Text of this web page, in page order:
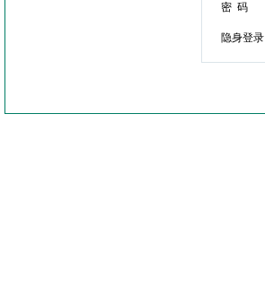
密 码
隐身登录